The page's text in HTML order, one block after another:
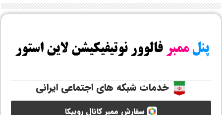
خدمات شبکه های اجتماعی ایرانی
سفارش ممبر کانال روبیکا